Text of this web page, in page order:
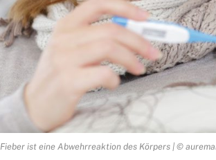
Fieber ist eine Abwehrreaktion des Körpers | ©